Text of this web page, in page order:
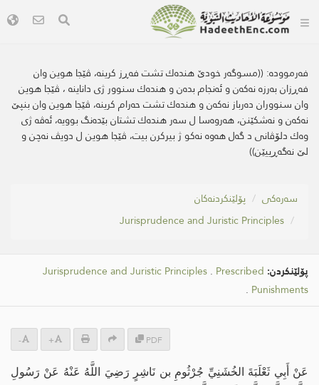
فەرموودە: ((مسوگه‌ر خودێ هنده‌ك تشت فه‌ڕز كرینه‌، ڤێجا هوین وان
فه‌ڕزان به‌رزه‌ نه‌كه‌ن و ئه‌نجام بده‌ن و هنده‌ك سنوور ژی داناینە ، ڤێجا هوین
وان سنووران دەرباز نەکەن و هندەك تشت حەرام کرینە، ڤێجا هوین وان بنپێ
نه‌كه‌ن و نەشکێنن، هه‌روه‌سا ل سەر هندەك تشتان بێدەنگ بوویە، ئه‌ڤه‌ ژی
وه‌ك دلۆڤانی د گەل هه‌وە نەكو ژ بیرکرن بیت، ڤێجا هوین ل دویڤ نه‌چن و
لێ نه‌گه‌ڕییێن))
سه‌ره‌كی
پۆلێنکردنەکان
Jurisprudence and Juristic Principles
پۆلێنکردن: Jurisprudence and Juristic Principles . Prescribed
Punishments
.
PDF
+
-
عَنْ أَبِي ثَعْلَبَةَ الخُشَنِيِّ جُرْثُومِ بن نَاشِرٍ رَضِيَ اللَّهُ عَنْهُ عَنْ رَسُولِ